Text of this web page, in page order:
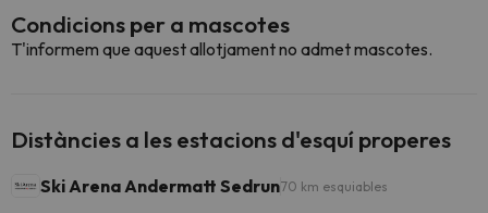
Condicions per a mascotes
T'informem que aquest allotjament no admet mascotes.
Distàncies a les estacions d'esquí properes
Ski Arena Andermatt Sedrun70 km esquiables